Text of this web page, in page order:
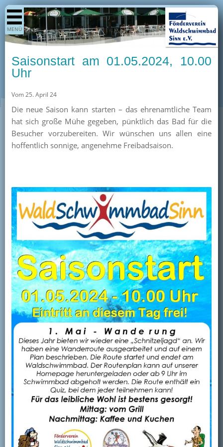
MENÜ
Shop
Aktuelles
Termine
/ Preise
Kurse
Über uns
Team
Pressearchiv
Mitglied werden
Saisonstart am 01.05.2024, 10.00
Uhr
Vom 25. April 24
Die neue Saison kann starten – das ehrenamtliche Team
hat sich große Mühe gegeben, pünktlich das Bad für die
Besucher vorzubereiten. Wir wünschen uns allen eine
hoffentlich sonnige, angenehme Freibadsaison.